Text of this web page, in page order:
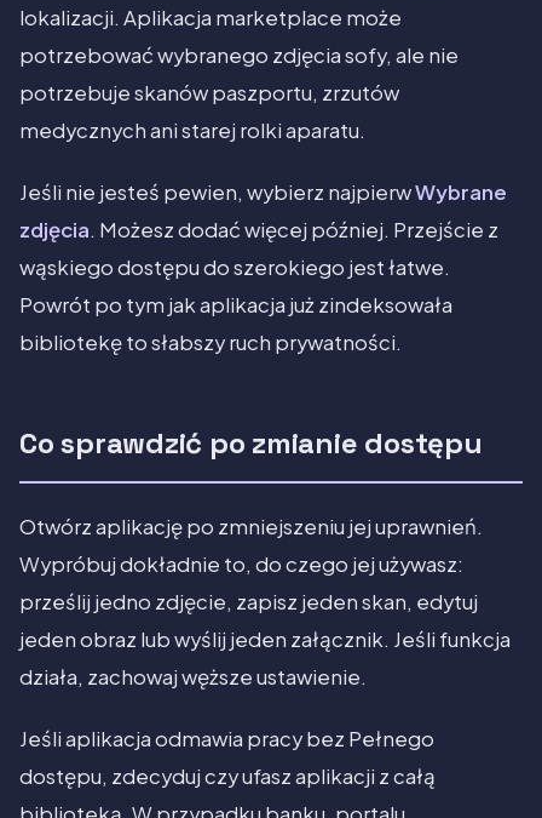
lokalizacji. Aplikacja marketplace może
potrzebować wybranego zdjęcia sofy, ale nie
potrzebuje skanów paszportu, zrzutów
medycznych ani starej rolki aparatu.
Jeśli nie jesteś pewien, wybierz najpierwWybrane
zdjęcia. Możesz dodać więcej później. Przejście z
wąskiego dostępu do szerokiego jest łatwe.
Powrót po tym jak aplikacja już zindeksowała
bibliotekę to słabszy ruch prywatności.
Co sprawdzić po zmianie dostępu
Otwórz aplikację po zmniejszeniu jej uprawnień.
Wypróbuj dokładnie to, do czego jej używasz:
prześlij jedno zdjęcie, zapisz jeden skan, edytuj
jeden obraz lub wyślij jeden załącznik. Jeśli funkcja
działa, zachowaj węższe ustawienie.
Jeśli aplikacja odmawia pracy bez Pełnego
dostępu, zdecyduj czy ufasz aplikacji z całą